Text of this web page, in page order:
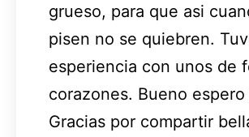
grueso, para que asi
pisen no se quiebren.
esperiencia con unos de
corazones. Bueno
Gracias por compartir